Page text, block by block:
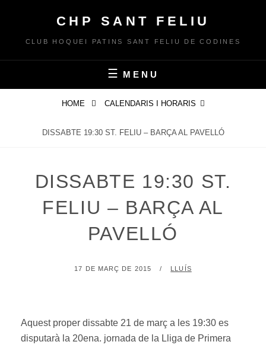
content
CHP SANT FELIU
CLUB HOQUEI PATINS SANT FELIU DE CODINES
MENU
HOME CALENDARIS I HORARIS
DISSABTE 19:30 ST. FELIU – BARÇA AL PAVELLÓ
DISSABTE 19:30 ST.
FELIU – BARÇA AL
PAVELLÓ
POSTED
17 DE MARÇ DE 2015 BY
LLUÍS
Aquest proper dissabte 21 de març a les 19:30 es
disputarà la 20ena. jornada de la Lliga de Primera